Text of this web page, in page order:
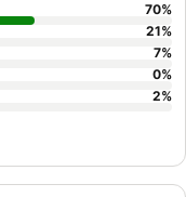
70%
21%
7%
0%
2%